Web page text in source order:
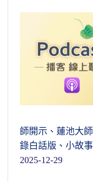
師開示、蓮池大
錄白話版、小故
2025-12-29